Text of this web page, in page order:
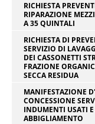
RICHIESTA
RIPARAZIONE
A 35 QUINTALI
RICHIESTA DI
SERVIZIO DI
DEI CASSONETTI
FRAZIONE
SECCA RESIDUA
MANIFESTAZIONE
CONCESSIONE
INDUMENTI USATI E
ABBIGLIAMENTO